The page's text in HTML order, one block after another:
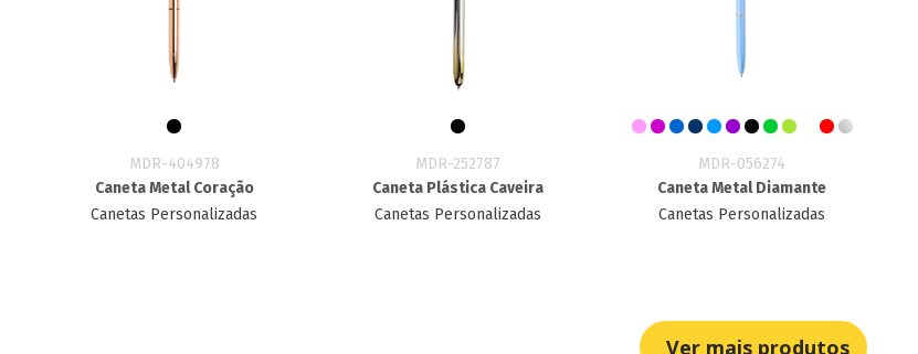
MDR-404978
Caneta Metal Coração
Canetas Personalizadas
MDR-252787
Caneta Plástica Caveira
Canetas Personalizadas
MDR-056274
Caneta Metal Diamante
Canetas Personalizadas
Ver mais produtos